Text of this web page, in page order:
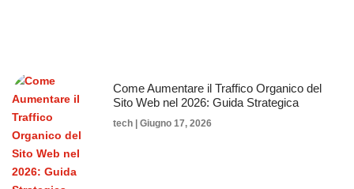
Come Aumentare il Traffico Organico del
Sito Web nel 2026: Guida Strategica
tech Giugno 17, 2026